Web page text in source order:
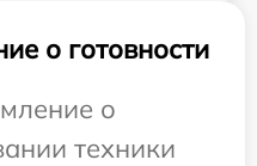
о готовности
о
техники